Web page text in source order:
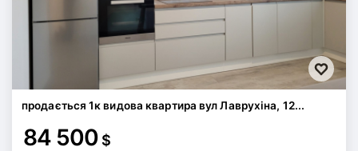
продається 1к видова квартира вул Лаврухіна, 12...
84 500 $